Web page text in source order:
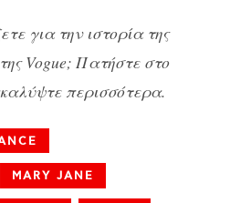
για την ιστορία της
Vogue; Πατήστε στο
περισσότερα.
MARY JANE